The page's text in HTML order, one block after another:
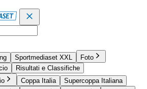
Sportmediaset XXL
Foto
Risultati e Classifiche
Coppa Italia
Supercoppa Italiana